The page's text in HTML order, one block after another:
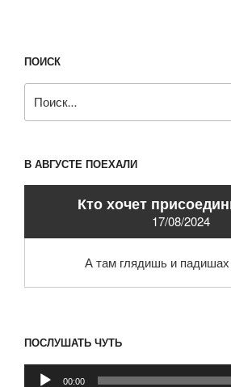
ПОИСК
В АВГУСТЕ ПОЕХАЛИ
Кто хочет
17/08/2024
А там глядишь и падишах
ПОСЛУШАТЬ ЧУТЬ
Аудиоплеер
00:00